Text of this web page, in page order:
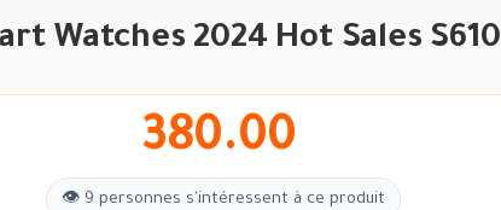
Watches 2024 Hot Sales S610
380.00
👁 9 personnes s'intéressent à ce produit